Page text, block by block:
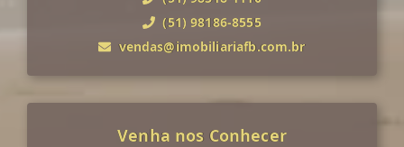
(51) 98186-8555
vendas@imobiliariafb.com.br
Venha nos Conhecer